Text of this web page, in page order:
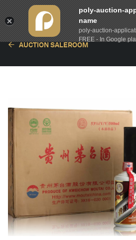
AUCTION SALEROOM
poly-auction-
name
poly-auction-
FREE - In Google